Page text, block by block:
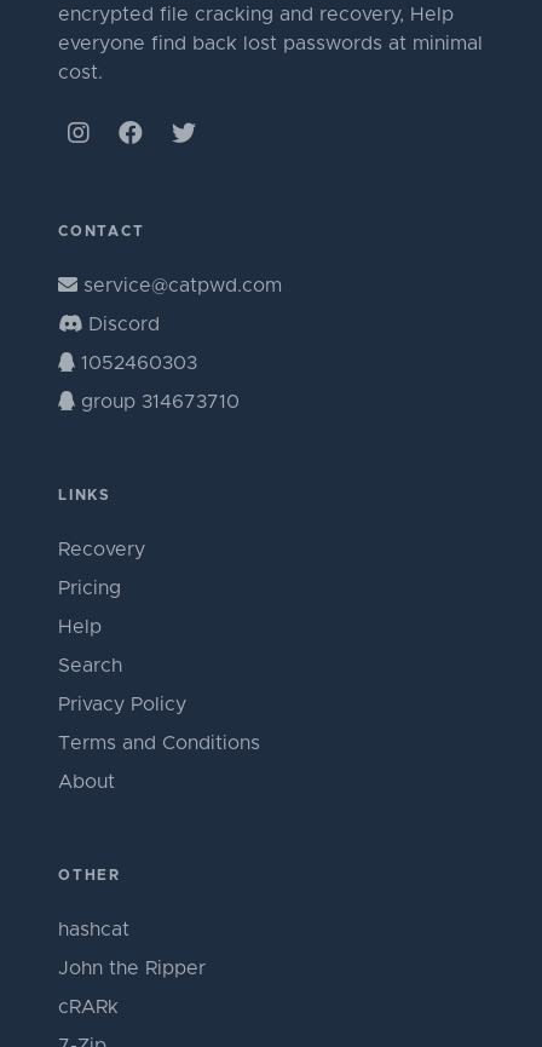
encrypted file cracking and recovery, Help
everyone find back lost passwords at minimal
cost.
CONTACT
service@catpwd.com
Discord
1052460303
group 314673710
LINKS
Recovery
Pricing
Help
Search
Privacy Policy
Terms and Conditions
About
OTHER
hashcat
John the Ripper
cRARk